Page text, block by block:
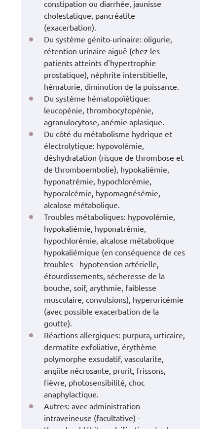
constipation ou diarrhée, jaunisse
cholestatique, pancréatite
(exacerbation).
Du système génito-urinaire: oligurie,
rétention urinaire aiguë (chez les
patients atteints d'hypertrophie
prostatique), néphrite interstitielle,
hématurie, diminution de la puissance.
Du système hématopoïétique:
leucopénie, thrombocytopénie,
agranulocytose, anémie aplasique.
Du côté du métabolisme hydrique et
électrolytique: hypovolémie,
déshydratation (risque de thrombose et
de thromboembolie), hypokaliémie,
hyponatrémie, hypochlorémie,
hypocalcémie, hypomagnésémie,
alcalose métabolique.
Troubles métaboliques: hypovolémie,
hypokaliémie, hyponatrémie,
hypochlorémie, alcalose métabolique
hypokaliémique (en conséquence de ces
troubles - hypotension artérielle,
étourdissements, sécheresse de la
bouche, soif, arythmie, faiblesse
musculaire, convulsions), hyperuricémie
(avec possible exacerbation de la
goutte).
Réactions allergiques: purpura, urticaire,
dermatite exfoliative, érythème
polymorphe exsudatif, vascularite,
angiite nécrosante, prurit, frissons,
fièvre, photosensibilité, choc
anaphylactique.
Autres: avec administration
intraveineuse (facultative) -